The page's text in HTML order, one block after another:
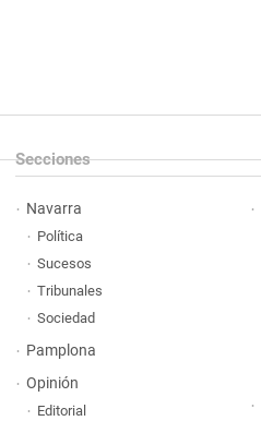
Secciones
Navarra
Política
Sucesos
Tribunales
Sociedad
Pamplona
Opinión
Editorial